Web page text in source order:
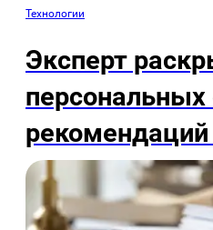
Технологии
Эксперт
персональных